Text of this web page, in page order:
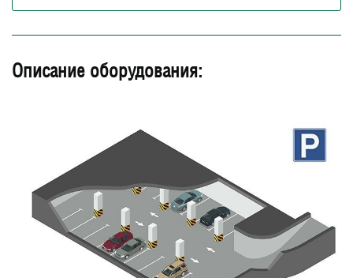
Описание оборудования: